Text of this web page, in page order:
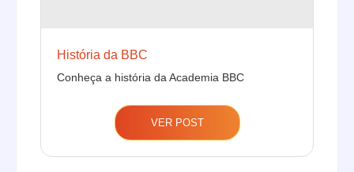
História da BBC
Conheça a história da Academia BBC
VER POST